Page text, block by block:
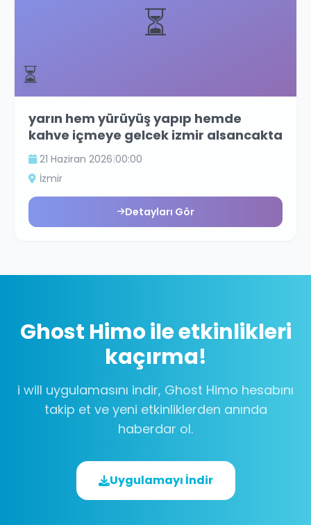
⏳
⏳
yarın hem yürüyüş yapıp hemde
kahve içmeye gelcek izmir alsancakta
21 Haziran 2026|00:00
İzmir
Detayları Gör
Ghost Himoile etkinlikleri
kaçırma!
i will uygulamasını indir, Ghost Himo hesabını
takip et ve yeni etkinliklerden anında
haberdar ol.
Uygulamayı İndir